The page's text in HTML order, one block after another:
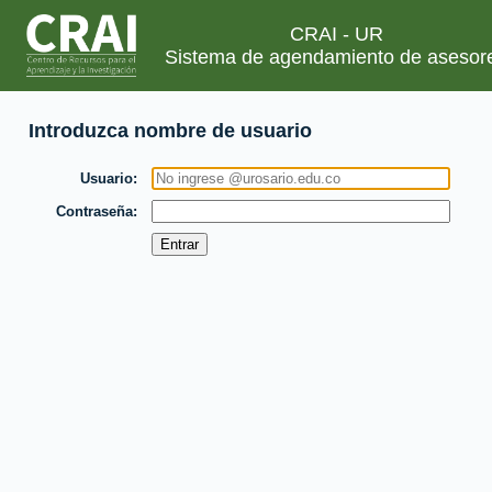
CRAI - UR
Sistema de agendamiento de
Introduzca nombre de usuario
Usuario
Contraseña